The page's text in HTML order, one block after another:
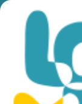
You are here: